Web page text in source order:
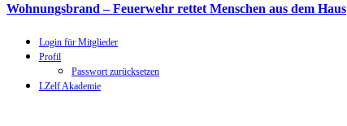
Wohnungsbrand – Feuerwehr rettet Menschen aus dem Haus
Login für Mitglieder
Profil
Passwort zurücksetzen
LZelf Akademie